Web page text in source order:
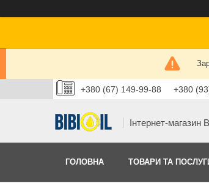
+380 (67) 149-99-88 +380
Інтернет-магазин
ГОЛОВНА ТОВАРИ ТА